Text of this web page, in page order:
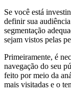
Se você está
definir sua
segmentação
sejam vistos pelas
Primeiramente, é
navegação do seu
feito por meio da
mais visitadas e o